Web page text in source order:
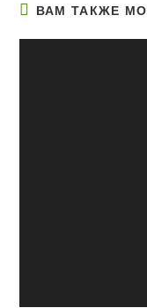
ВАМ ТАКЖЕ